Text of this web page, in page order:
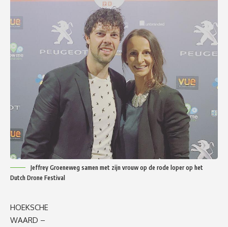
Jeffrey Groeneweg samen met zijn vrouw op de rode loper op het
Dutch Drone Festival
HOEKSCHE
WAARD –